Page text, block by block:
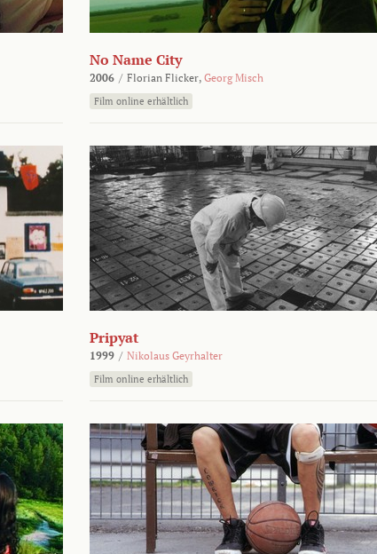
No Name City
2006 / Florian Flicker, Georg Misch
Film online erhältlich
Pripyat
1999 / Nikolaus Geyrhalter
Film online erhältlich